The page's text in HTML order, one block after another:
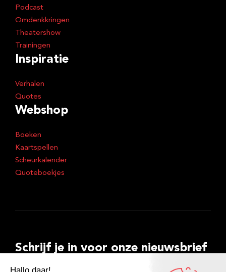
Podcast
Omdenkkringen
Theatershow
Trainingen
Inspiratie
Verhalen
Quotes
Webshop
Boeken
Kaartspellen
Scheurkalender
Quoteboekjes
Schrijf je in voor onze nieuwsbrief